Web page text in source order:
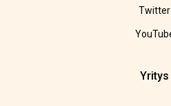
Twitter
Yritys